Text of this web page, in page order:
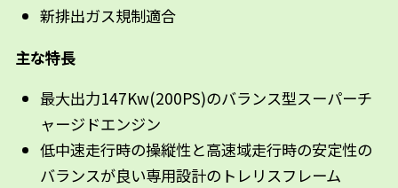
新排出ガス規制適合
主な特長
最大出力147Kw(200PS)のバランス型スーパーチ
ャージドエンジン
低中速走行時の操縦性と高速域走行時の安定性の
バランスが良い専用設計のトレリスフレーム